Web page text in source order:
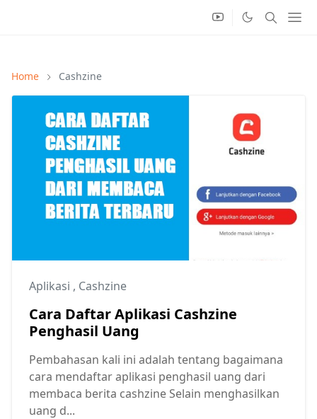
Home Cashzine
Aplikasi , Cashzine
Cara Daftar Aplikasi Cashzine
Penghasil Uang
Pembahasan kali ini adalah tentang bagaimana
cara mendaftar aplikasi penghasil uang dari
membaca berita cashzine Selain menghasilkan
uang d...